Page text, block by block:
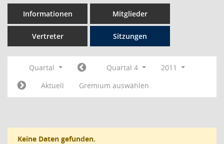
Informationen Mitglieder
Vertreter Sitzungen
Quartal Quartal 4
2011
Aktuell
Gremium auswählen
Keine Daten gefunden.